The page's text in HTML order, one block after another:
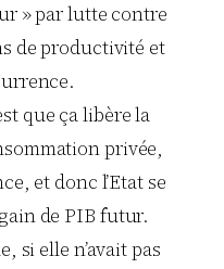
» par lutte contre
de productivité et
que ça libère la
privée,
et donc l’Etat se
de PIB futur.
si elle n’avait pas